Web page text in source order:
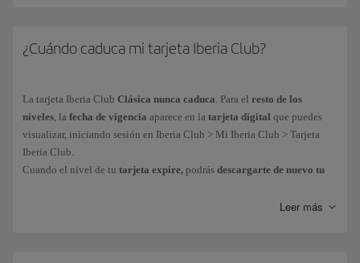
Por euro gastado en vuelos
del Grupo Iberia* y aerolíneas asociadas
al programa. Mas información sobre la
Por lascompras efectuadas con las tarjetas de crédito de nuestros
partners financieros. Mas información sobre nuestrospartners
financieros.
¿Cuándo caduca mi tarjeta Iberia Club?
La tarjeta Iberia Club Clásica nunca caduca. Para el resto de los
niveles, la fecha de vigencia aparece en la tarjeta digital que puedes
visualizar, iniciando sesión en Iberia Club > Mi Iberia Club > Tarjeta
Iberia Club.
Cuando el nivel de tu tarjeta expire, podrás descargarte de nuevo tu
Leer más